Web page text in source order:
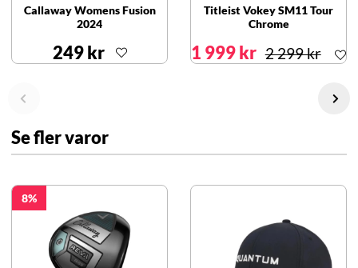
Callaway Womens Fusion
2024
249 kr
Titleist Vokey SM11 Tour
Chrome
1 999 kr 2 299 kr
Se fler varor
8